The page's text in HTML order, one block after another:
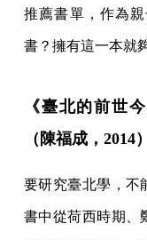
推薦書單，作為
書？擁有這一本就
《臺北的前世
（陳福成，2014）
要研究臺北學，不
書中從荷西時期、